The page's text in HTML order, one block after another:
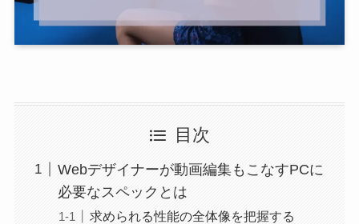
目次
Webデザイナーが動画編集もこなすPCに
必要なスペックとは
求められる性能の全体像を把握する